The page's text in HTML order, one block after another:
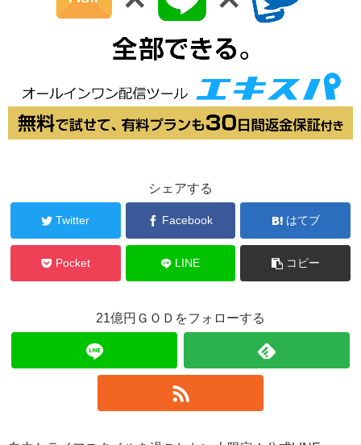
シェアする
Twitter Facebook はてブ
Pocket LINE コピー
21億円ＧＯＤをフォローする